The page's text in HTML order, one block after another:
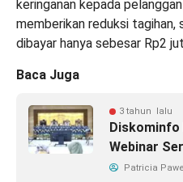
keringanan kepada
memberikan reduksi tagihan,
dibayar hanya sebesar Rp2
Baca Juga
3 tahun lalu
Diskominfo
Webinar
Patricia